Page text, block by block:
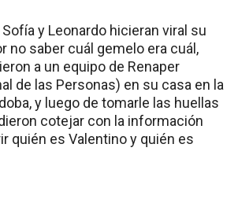
y Leonardo hicieran viral su
no saber cuál gemelo era cuál,
a un equipo de Renaper
de las Personas) en su casa en la
y luego de tomarle las huellas
cotejar con la información
quién es Valentino y quién es